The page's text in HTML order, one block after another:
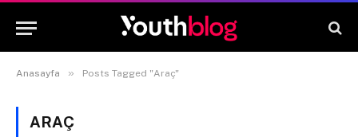
Anasayfa » Posts Tagged "Araç"
ARAÇ